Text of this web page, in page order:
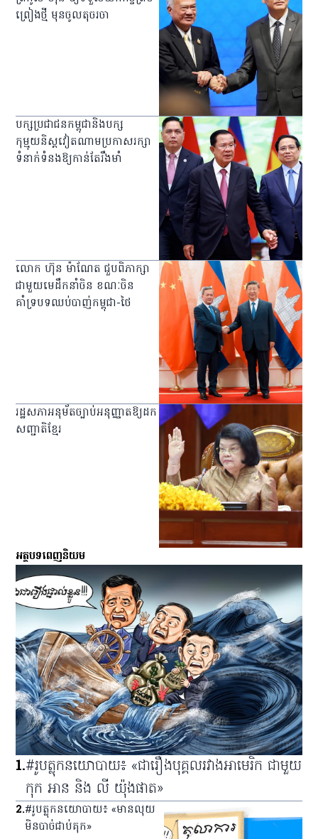
ព្រៀងថ្មី មុនចូលតុចរចា
បក្សប្រជាជនកម្ពុជានិងបក្ស
កុម្មុយនិស្ដវៀតណាមប្រកាសរក្សា
ទំនាក់ទំនងឱ្យកាន់តែរឹងមាំ
លោក ហ៊ុន ម៉ាណែត ជួបពិភាក្សា
ជាមួយមេដឹកនាំចិន ខណៈចិន
គាំទ្របទឈប់បាញ់កម្ពុជា-ថៃ
រដ្ឋសភាអនុម័តច្បាប់អនុញ្ញាតឱ្យដក
សញ្ជាតិខ្មែរ
អត្ថបទពេញនិយម
1.#រូបត្លុកនយោបាយ៖ «ជារឿងបុគ្គលរវាងអាមេរិក ជាមួយ
កុក អាន និង លី យ៉ុងផាត»
2.#រូបត្លុកនយោបាយ៖ «មានលុយ
មិនបាច់ជាប់គុក»